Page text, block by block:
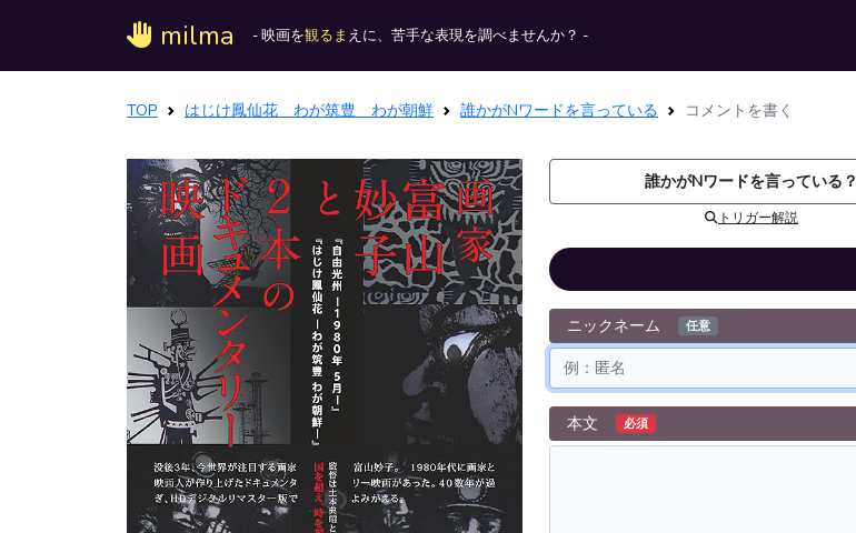
milma - 映画を観るま えに、苦手な表現を調べませんか？ -
TOP はじけ鳳仙花 わが筑豊 わが朝鮮 誰かがNワードを言っている コメントを書く
誰かがNワードを言っている？
トリガー解説
ニックネーム 任意
本文 必須